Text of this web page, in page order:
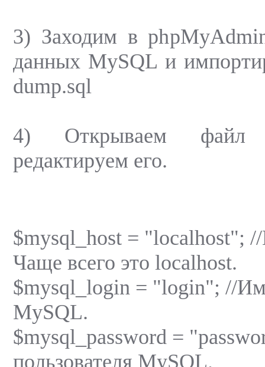
3) Заходим в
данных MySQL и
dump.sql
4) Открываем файл
редактируем его.
$mysql_host = "localhost";
Чаще всего это localhost.
$mysql_login = "login"; //
MySQL.
$mysql_password =
пользователя MySQL.